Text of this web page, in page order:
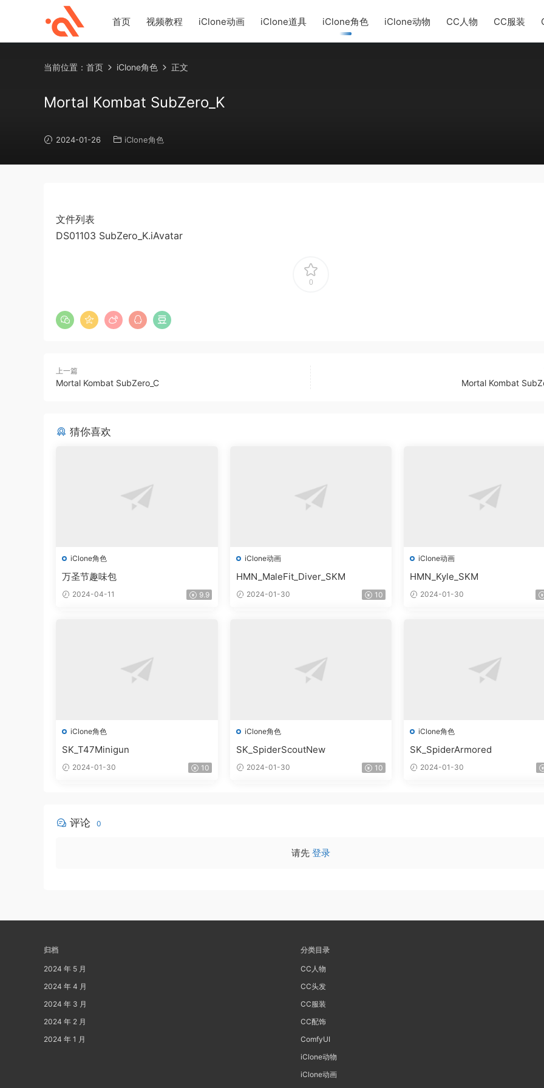
首页 视频教程 iClone动画 iClone道具 iClone角色 iClone动物 CC人物 CC服装
当前位置： 首页 iClone角色 正文
Mortal Kombat SubZero_K
2024-01-26 iClone角色
文件列表
DS01103 SubZero_K.iAvatar
0
上一篇
Mortal Kombat SubZero_C Mortal Kombat
猜你喜欢
iClone角色
万圣节趣味包
2024-04-11 9.9
iClone动画
HMN_MaleFit_Diver_SKM
2024-01-30 10
iClone动画
HMN_Kyle_SKM
2024-01-30
iClone角色
SK_T47Minigun
2024-01-30 10
iClone角色
SK_SpiderScoutNew
2024-01-30 10
iClone角色
SK_SpiderArmored
2024-01-30
评论 0
请先 登录
归档
2024 年 5 月
2024 年 4 月
2024 年 3 月
2024 年 2 月
2024 年 1 月
分类目录
CC人物
CC头发
CC服装
CC配饰
ComfyUI
iClone动物
iClone动画